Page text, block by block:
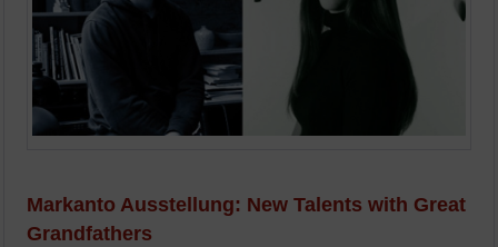
Markanto Ausstellung: New Talents with Great
Grandfathers